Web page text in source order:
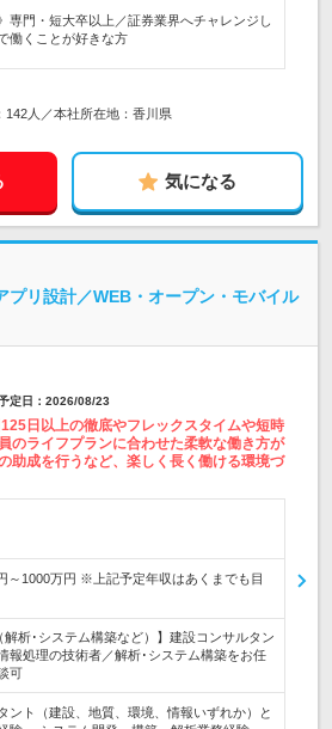
専門・短大卒以上／証券業界へチャレンジし
働くことが好きな方
142人／本社所在地：香川県
気になる
プリ設計／WEB・オープン・モバイル
定日：2026/08/23
日以上の徹底やフレックスタイムや短時
のライフプランに合わせた柔軟な働き方が
助成を行うなど、楽しく長く働ける環境づ
～1000万円 ※上記予定年収はあくまでも目
解析･システム構築など）】建設コンサルタン
報処理の技術者／解析･システム構築をお任
可
ント（建設、地質、環境、情報いずれか）と